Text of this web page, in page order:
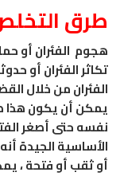
طرق
هجوم الفئران أو
تكاثر الفئران أو
الفئران من خلال
يمكن أن يكون هذا
نفسه حتى أصغر
الأساسية الجيدة
أو ثقب أو فتحة ،